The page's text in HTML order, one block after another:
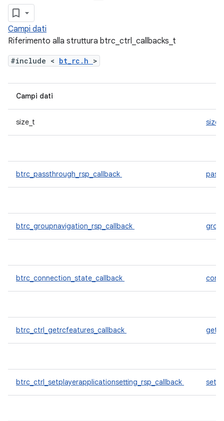
Campi dati
Riferimento alla struttura btrc_ctrl_callbacks_t
#include < bt_rc.h >
Campi dati
size_t size
btrc_passthrough_rsp_callback
btrc_groupnavigation_rsp_callback
btrc_connection_state_callback
btrc_ctrl_getrcfeatures_callback
btrc_ctrl_setplayerapplicationsetting_rsp_callback